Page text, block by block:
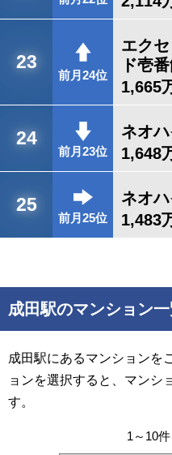
23
前月24位
エク
ド壱
1,665
24
前月23位
ネオ
1,648
25
前月25位
ネオ
1,483
成田駅のマンション
成田駅にあるマンションを
ョンを選択すると、マンシ
す。
1～10